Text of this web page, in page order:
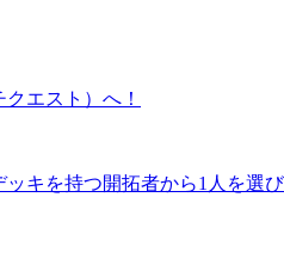
エスト）へ！
キを持つ開拓者から1人を選